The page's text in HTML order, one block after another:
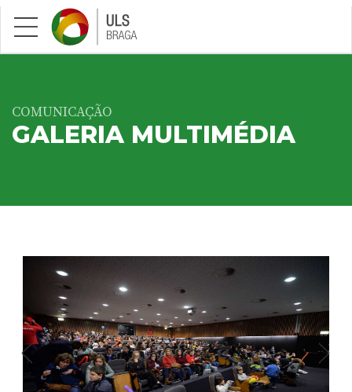
Saltar para conteúdo principal
COMUNICAÇÃO
GALERIA MULTIMÉDIA